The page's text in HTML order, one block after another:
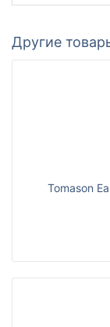
Другие
Tomason